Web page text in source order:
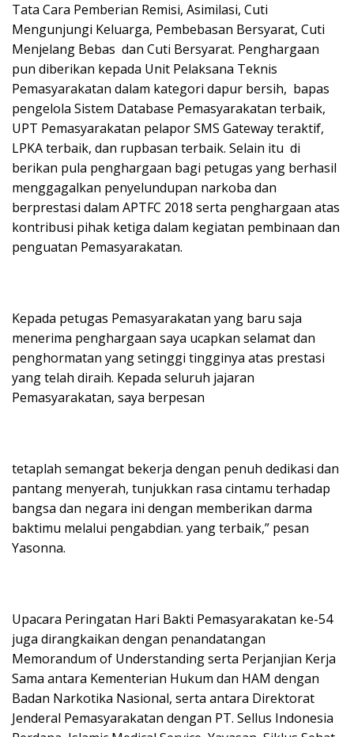
Tata Cara Pemberian Remisi, Asimilasi, Cuti
Mengunjungi Keluarga, Pembebasan Bersyarat, Cuti
Menjelang Bebas dan Cuti Bersyarat. Penghargaan
pun diberikan kepada Unit Pelaksana Teknis
Pemasyarakatan dalam kategori dapur bersih, bapas
pengelola Sistem Database Pemasyarakatan terbaik,
UPT Pemasyarakatan pelapor SMS Gateway teraktif,
LPKA terbaik, dan rupbasan terbaik. Selain itu di
berikan pula penghargaan bagi petugas yang berhasil
menggagalkan penyelundupan narkoba dan
berprestasi dalam APTFC 2018 serta penghargaan atas
kontribusi pihak ketiga dalam kegiatan pembinaan dan
penguatan Pemasyarakatan.
Kepada petugas Pemasyarakatan yang baru saja
menerima penghargaan saya ucapkan selamat dan
penghormatan yang setinggi tingginya atas prestasi
yang telah diraih. Kepada seluruh jajaran
Pemasyarakatan, saya berpesan
tetaplah semangat bekerja dengan penuh dedikasi dan
pantang menyerah, tunjukkan rasa cintamu terhadap
bangsa dan negara ini dengan memberikan darma
baktimu melalui pengabdian. yang terbaik,” pesan
Yasonna.
Upacara Peringatan Hari Bakti Pemasyarakatan ke-54
juga dirangkaikan dengan penandatangan
Memorandum of Understanding serta Perjanjian Kerja
Sama antara Kementerian Hukum dan HAM dengan
Badan Narkotika Nasional, serta antara Direktorat
Jenderal Pemasyarakatan dengan PT. Sellus Indonesia